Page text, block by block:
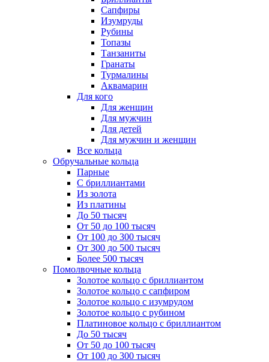
Сапфиры
Изумруды
Рубины
Топазы
Танзаниты
Гранаты
Турмалины
Аквамарин
Для кого
Для женщин
Для мужчин
Для детей
Для мужчин и женщин
Все кольца
Обручальные кольца
Парные
С бриллиантами
Из золота
Из платины
До 50 тысяч
От 50 до 100 тысяч
От 100 до 300 тысяч
От 300 до 500 тысяч
Более 500 тысяч
Помолвочные кольца
Золотое кольцо с бриллиантом
Золотое кольцо с сапфиром
Золотое кольцо с изумрудом
Золотое кольцо с рубином
Платиновое кольцо с бриллиантом
До 50 тысяч
От 50 до 100 тысяч
От 100 до 300 тысяч